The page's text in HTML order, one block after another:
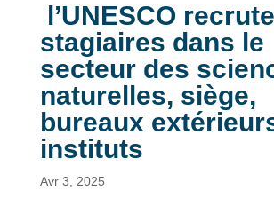
l’UNESCO
stagiaires dans le
secteur des
naturelles, siège,
bureaux
instituts
Avr 3, 2025